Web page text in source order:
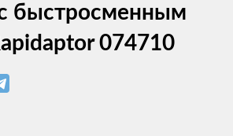
быстросменным
074710